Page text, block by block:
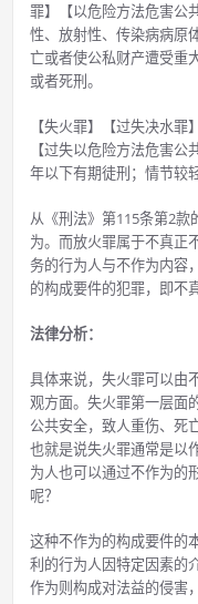
罪】【以危险方法危害公
性、放射性、传染病病原
亡或者使公私财产遭受重
或者死刑。
【失火罪】【过失决水罪
【过失以危险方法危害
年以下有期徒刑；情节较
从《刑法》第115条第2
为。而放火罪属于不真正
务的行为人与不作为内容
的构成要件的犯罪，即不
法律分析：
具体来说，失火罪可以由
观方面。失火罪第一层面
公共安全，致人重伤、死
也就是说失火罪通常是以
为人也可以通过不作为的
呢？
这种不作为的构成要件的
利的行为人因特定因素的
作为则构成对法益的侵害